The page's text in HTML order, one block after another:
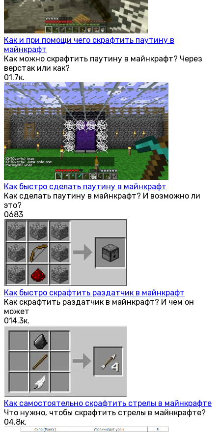
Как и при помощи чего скрафтить паутину в
майнкрафт
Как можно скрафтить паутину в майнкрафт? Через
верстак или как?
01.7к.
Как быстро сделать паутину в майнкрафт
Как сделать паутину в майнкрафт? И возможно ли
это?
0683
Как быстро скрафтить раздатчик в майнкрафт
Как скрафтить раздатчик в майнкрафт? И чем он
может
014.3к.
Как самостоятельно скрафтить стрелы в майнкрафте
Что нужно, чтобы скрафтить стрелы в майнкрафте?
04.8к.